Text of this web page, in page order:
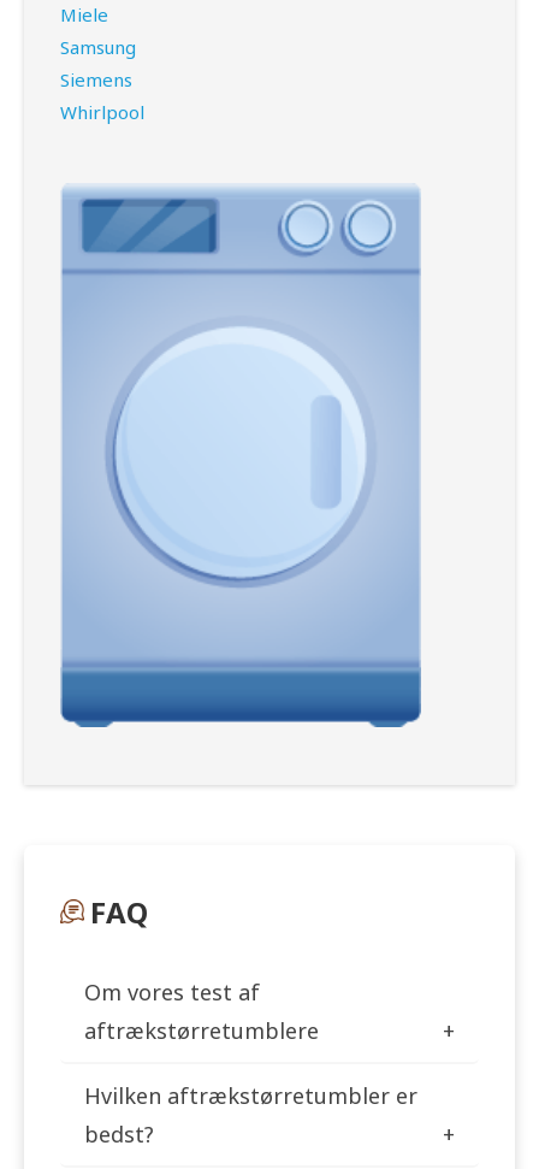
Miele
Samsung
Siemens
Whirlpool
FAQ
Om vores test af
aftrækstørretumblere
Hvilken aftrækstørretumbler er
bedst?